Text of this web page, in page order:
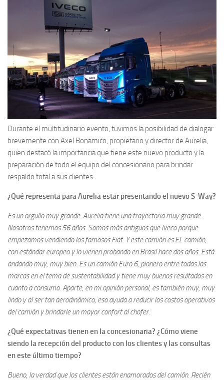
Durante el multitudinario evento, tuvimos la posibilidad de dialogar
brevemente con Axel Bonamico, propietario y director de Aurelia,
quien destacó la importancia que tiene este nuevo producto y la
preparación de todo el equipo del concesionario para brindar
respaldo total a sus clientes.
¿Qué representa para Aurelia estar presentando el nuevo S-Way?
Es un orgullo muy grande. Aurelia tiene una trayectoria muy grande.
Nosotros tenemos 56 años. Somos más antiguos que Iveco porque
empezamos vendiendo los famosos Fiat. Y este camión es EL camión,
con estándar europeo y lo vienen probando en Brasil hace dos años. Está
andando muy, muy bien. Es un camión Euro 6, pionero entre todas las
marcas en el tema de sustentabilidad y tiene muy buenos resultados en
cuanto a consumo. Aparte, en mi opinión personal, es también muy, muy
lindo y al ser tan aerodinámico, eso ayuda a reducir los costos operativos
del camión y brindarle un mayor confort al chofer.
¿Qué expectativas tienen en la concesionaria? ¿Cómo viene
siendo la recepción del producto con los clientes y las consultas
en este último tiempo?
Bueno, la verdad que los clientes están enamorados del camión. Recién